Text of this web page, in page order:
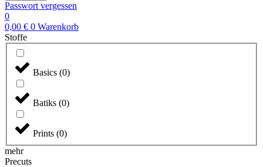
Passwort vergessen
0
0,00 € 0 Warenkorb
Stoffe
Basics (0)
Batiks (0)
Prints (0)
mehr
Precuts